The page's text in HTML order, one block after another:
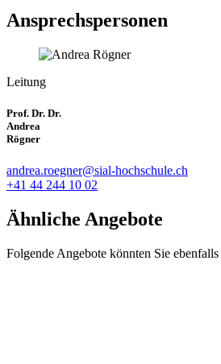
Ansprechspersonen
Leitung
Prof. Dr. Dr.
Andrea
Rögner
andrea.roegner@sial-hochschule.ch
+41 44 244 10 02
Ähnliche Angebote
Folgende Angebote könnten Sie ebenfalls